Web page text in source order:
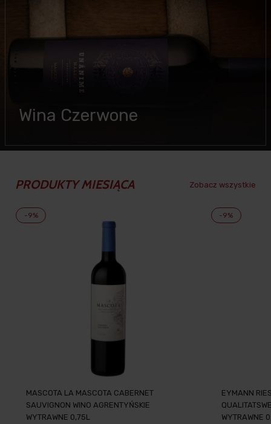
Wina Czerwone
PRODUKTY MIESIĄCA Zobacz wszystkie
MASCOTA LA MASCOTA CABERNET
SAUVIGNON WINO AGRENTYŃSKIE
WYTRAWNE 0,75L
-9%
EYMANN
WYTRAWNE
-9%